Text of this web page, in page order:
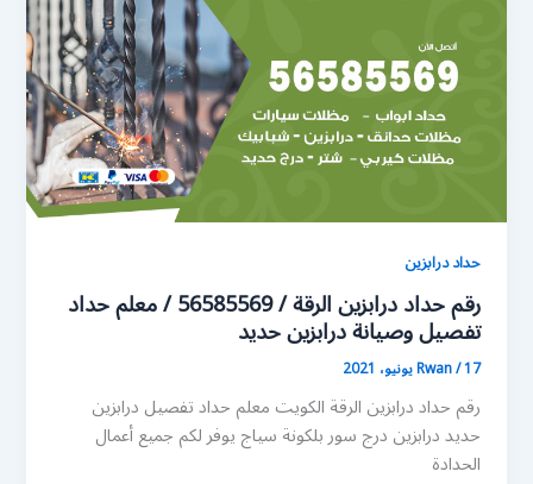
حداد درابزين
رقم حداد درابزين الرقة / 56585569 / معلم حداد
تفصيل وصيانة درابزين حديد
Rwan/17 يونيو، 2021
رقم حداد درابزين الرقة الكويت معلم حداد تفصيل درابزين
حديد درابزين درج سور بلكونة سياج يوفر لكم جميع أعمال
الحدادة